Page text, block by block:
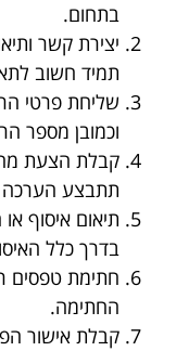
בתחום.
יצירת קשר
תמיד חשוב
שליחת פרטי
וכמובן מספר
קבלת הצעת
תתבצע הערכה
תיאום איסוף
בדרך כלל
חתימת טפסים
החתימה.
קבלת אישור